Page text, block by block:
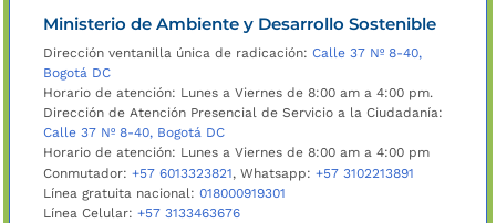
Ministerio de Ambiente y Desarrollo Sostenible
Dirección ventanilla única de radicación: Calle 37 Nº 8-40,
Bogotá DC
Horario de atención: Lunes a Viernes de 8:00 am a 4:00 pm.
Dirección de Atención Presencial de Servicio a la Ciudadanía:
Calle 37 Nº 8-40, Bogotá DC
Horario de atención: Lunes a Viernes de 8:00 am a 4:00 pm
Conmutador: +57 6013323821, Whatsapp: +57 3102213891
Línea gratuita nacional: 018000919301
Línea Celular: +57 3133463676